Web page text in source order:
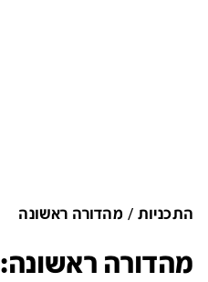
התכניות מהדורה ראשונה
מהדורה ראשונה: 21.05.2018